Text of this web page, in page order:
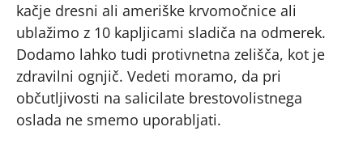
kačje dresni ali ameriške krvomočnice ali
ublažimo z 10 kapljicami sladiča na odmerek.
Dodamo lahko tudi protivnetna zelišča, kot je
zdravilni ognjič. Vedeti moramo, da pri
občutljivosti na salicilate brestovolistnega
oslada ne smemo uporabljati.